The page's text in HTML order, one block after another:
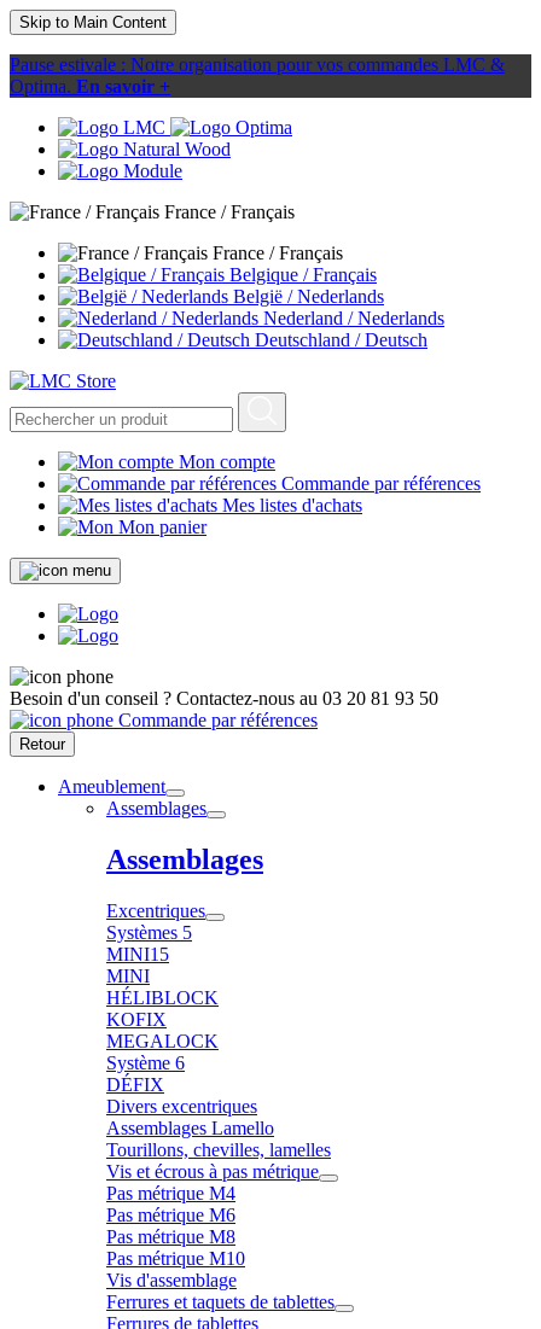
Skip to Main Content
Pause estivale : Notre organisation pour vos commandes LMC &
Optima. En savoir +
France / Français
France / Français
Belgique / Français
België / Nederlands
Nederland / Nederlands
Deutschland / Deutsch
Mon compte
Commande par références
Mes listes d'achats
Mon panier
Besoin d'un conseil ? Contactez-nous au 03 20 81 93 50
Commande par références
Retour
Ameublement
Assemblages
Assemblages
Excentriques
Systèmes 5
MINI15
MINI
HÉLIBLOCK
KOFIX
MEGALOCK
Système 6
DÉFIX
Divers excentriques
Assemblages Lamello
Tourillons, chevilles, lamelles
Vis et écrous à pas métrique
Pas métrique M4
Pas métrique M6
Pas métrique M8
Pas métrique M10
Vis d'assemblage
Ferrures et taquets de tablettes
Ferrures de tablettes